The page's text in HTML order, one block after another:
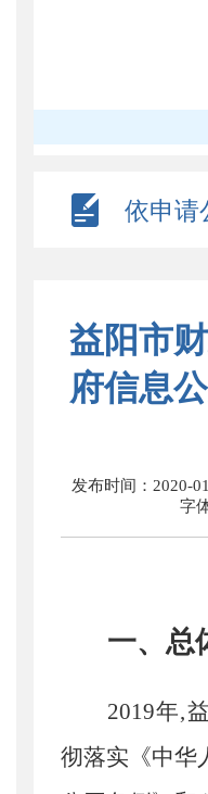
依申请
益阳市
府信息
发布时间：2020-
字
一、总
2019年,
彻落实《中华